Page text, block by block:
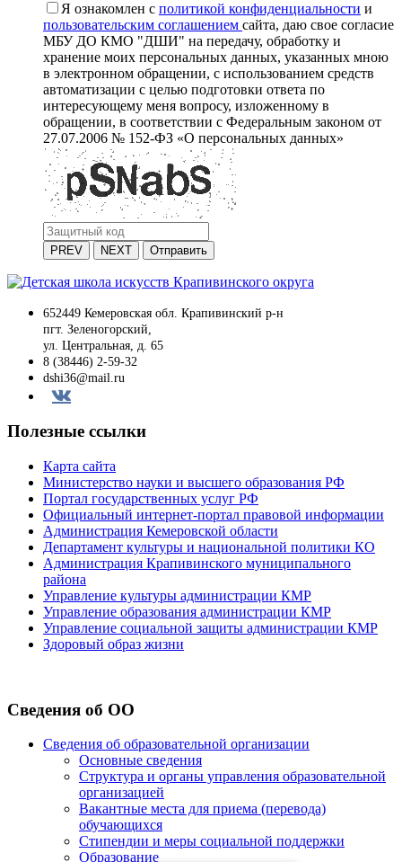
Я ознакомлен с политикой конфиденциальности и
пользовательским соглашением сайта, даю свое согласие
МБУ ДО КМО "ДШИ" на передачу, обработку и
хранение моих персональных данных, указанных мною
в электронном обращении, с использованием средств
автоматизации с целью подготовки ответа по
интересующему меня вопросу, изложенному в
обращении, в соответствии с Федеральным законом от
27.07.2006 № 152-ФЗ «О персональных данных»
PREV NEXT Отправить
652449 Кемеровская обл. Крапивинский р-н
пгт. Зеленогорский,
ул. Центральная, д. 65
8 (38446) 2-59-32
dshi36@mail.ru
Полезные ссылки
Карта сайта
Министерство науки и высшего образования РФ
Портал государственных услуг РФ
Официальный интернет-портал правовой информации
Администрация Кемеровской области
Департамент культуры и национальной политики КО
Администрация Крапивинского муниципального
района
Управление культуры администрации КМР
Управление образования администрации КМР
Управление социальной защиты администрации КМР
Здоровый образ жизни
Сведения об ОО
Сведения об образовательной организации
Основные сведения
Структура и органы управления образовательной
организацией
Вакантные места для приема (перевода)
обучающихся
Стипендии и меры социальной поддержки
Образование